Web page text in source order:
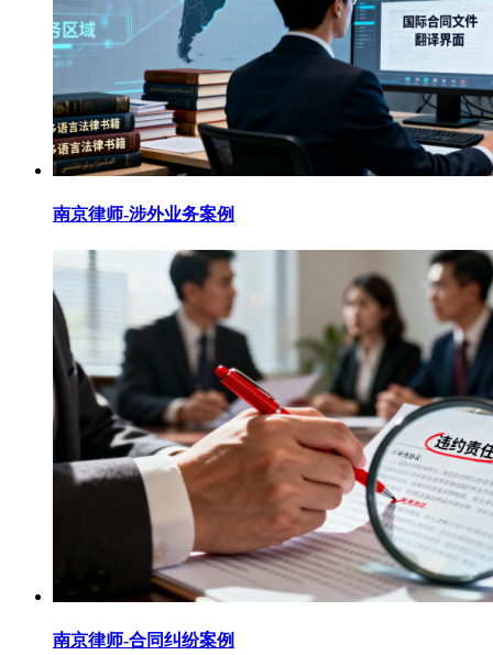
南京律师-涉外业务案例
南京律师-合同纠纷案例